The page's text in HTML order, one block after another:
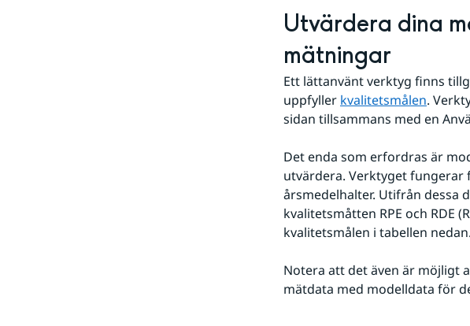
Utvärdera dina
mätningar
Ett lättanvänt verktyg finns
uppfyller kvalitetsmålen.
sidan tillsammans med en
Det enda som erfordras är
utvärdera. Verktyget fungerar
årsmedelhalter. Utifrån dessa
kvalitetsmåtten RPE och RDE
kvalitetsmålen i tabellen nedan.
Notera att det även är möjligt
mätdata med modelldata för